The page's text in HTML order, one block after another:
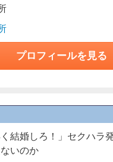
プロフィールを見る
く結婚しろ！」セクハラ
いのか